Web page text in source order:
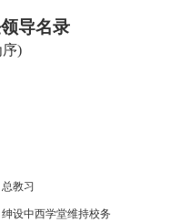
导名录
)
教习
设中西学堂维持校务